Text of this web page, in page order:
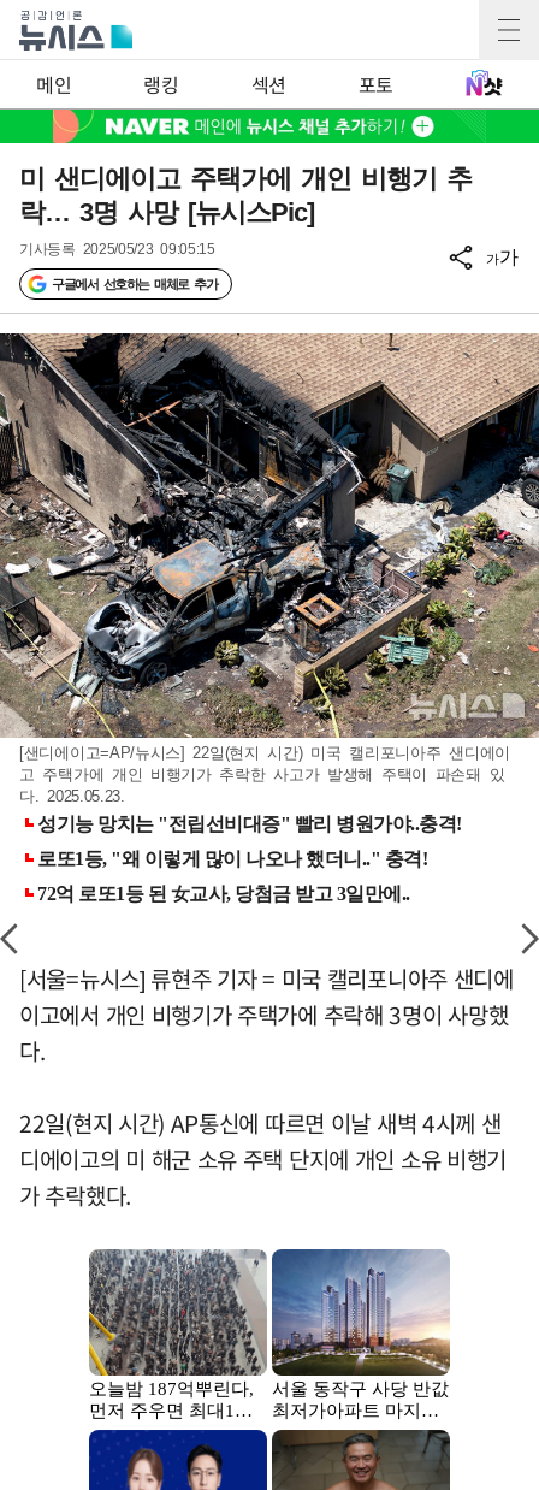
메인 랭킹 섹션 포토
미 샌디에이고 주택가에 개인 비행기 추
락… 3명 사망 [뉴시스Pic]
기사등록 2025/05/23 09:05:15
구글에서 선호하는 매체로 추가
가가
[샌디에이고=AP/뉴시스] 22일(현지 시간) 미국 캘리포니아주 샌디에이
고 주택가에 개인 비행기가 추락한 사고가 발생해 주택이 파손돼 있
다. 2025.05.23.
[서울=뉴시스] 류현주 기자 = 미국 캘리포니아주 샌디에
이고에서 개인 비행기가 주택가에 추락해 3명이 사망했
다.
22일(현지 시간) AP통신에 따르면 이날 새벽 4시께 샌
디에이고의 미 해군 소유 주택 단지에 개인 소유 비행기
가 추락했다.